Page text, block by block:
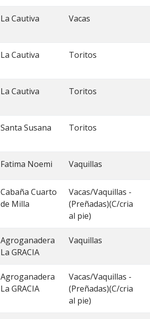
La Cautiva Vacas
La Cautiva Toritos
La Cautiva Toritos
Santa Susana Toritos
Fatima Noemi Vaquillas
Cabaña Cuarto
de Milla
Vacas/Vaquillas -
(Preñadas)(C/cria
al pie)
Agroganadera
La GRACIA
Vaquillas
Agroganadera
La GRACIA
Vacas/Vaquillas -
(Preñadas)(C/cria
al pie)